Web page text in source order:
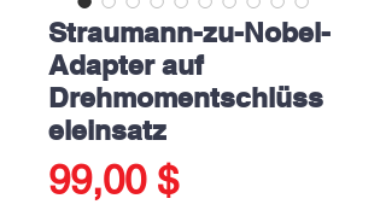
Straumann-zu-Nobel-
Adapter auf
Drehmomentschlüss
eleinsatz
99,00 $Preis